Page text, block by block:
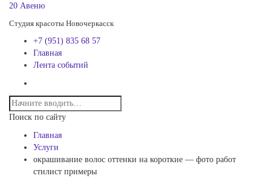
20 Авеню
Студия красоты Новочеркасск
+7 (951) 835 68 57
Главная
Лента событий
Поиск по сайту
Главная
Услуги
окрашивание волос оттенки на короткие — фото работ
стилист примеры